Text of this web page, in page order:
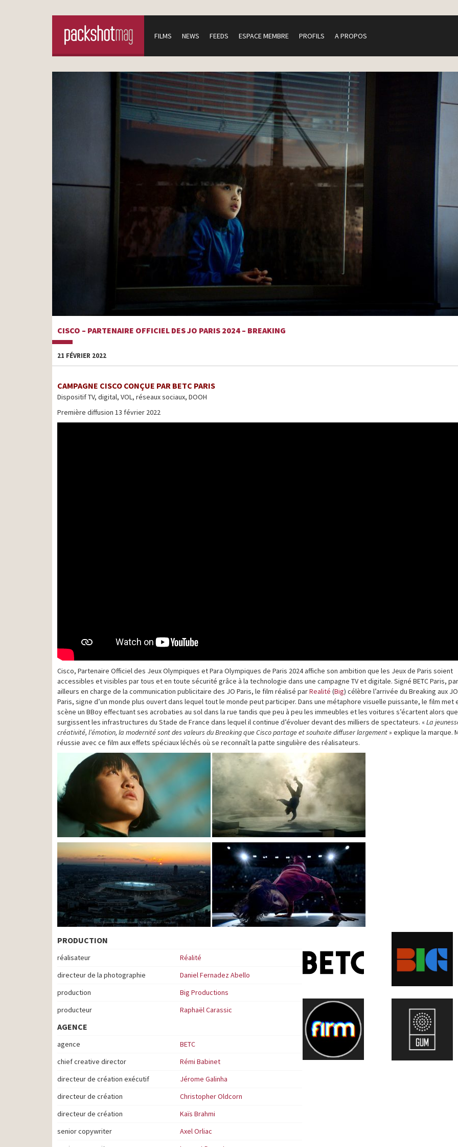
FILMS NEWS FEEDS ESPACE MEMBRE PROFILS A PROPOS
CISCO – PARTENAIRE OFFICIEL DES JO PARIS 2024 – BREAKING
21 FÉVRIER 2022
CAMPAGNE CISCO CONÇUE PAR BETC PARIS
Dispositif TV, digital, VOL, réseaux sociaux, DOOH
Première diffusion 13 février 2022
Cisco, Partenaire Officiel des Jeux Olympiques et Para Olympiques de Paris 2024 affiche son ambition que les Jeux de Paris soient
accessibles et visibles par tous et en toute sécurité grâce à la technologie dans une campagne TV et digitale. Signé BETC Paris, par
ailleurs en charge de la communication publicitaire des JO Paris, le film réalisé parRealité (Big) célèbre l’arrivée du Breaking aux
Paris, signe d’un monde plus ouvert dans lequel tout le monde peut participer. Dans une métaphore visuelle puissante, le film met
scène un BBoy effectuant ses acrobaties au sol dans la rue tandis que peu à peu les immeubles et les voitures s’écartent alors que
surgissent les infrastructures du Stade de France dans lequel il continue d’évoluer devant des milliers de spectateurs. «La
créativité, l’émotion, la modernité sont des valeurs du Breaking que Cisco partage et souhaite diffuser largement» explique la marque.
réussie avec ce film aux effets spéciaux léchés où se reconnaît la patte singulière des réalisateurs.
PRODUCTION
réalisateur
Réalité
directeur de la photographie
Daniel Fernadez Abello
production
Big Productions
producteur
Raphaël Carassic
AGENCE
agence
BETC
chief creative director
Rémi Babinet
directeur de création exécutif
Jérome Galinha
directeur de création
Christopher Oldcorn
directeur de création
Kaïs Brahmi
senior copywriter
Axel Orliac